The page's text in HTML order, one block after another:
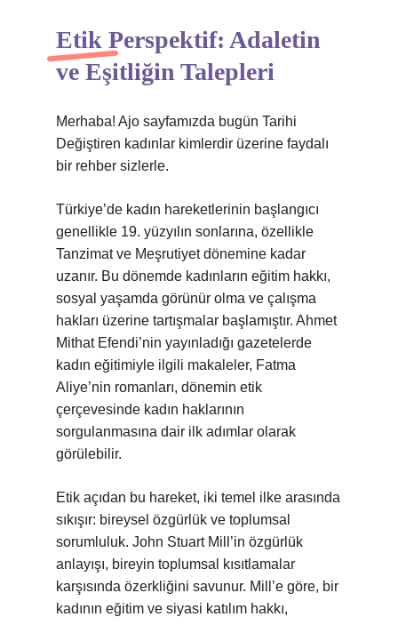
Etik Perspektif: Adaletin
ve Eşitliğin Talepleri
Merhaba! Ajo sayfamızda bugün Tarihi
Değiştiren kadınlar kimlerdir üzerine faydalı
bir rehber sizlerle.
Türkiye’de kadın hareketlerinin başlangıcı
genellikle 19. yüzyılın sonlarına, özellikle
Tanzimat ve Meşrutiyet dönemine kadar
uzanır. Bu dönemde kadınların eğitim hakkı,
sosyal yaşamda görünür olma ve çalışma
hakları üzerine tartışmalar başlamıştır. Ahmet
Mithat Efendi’nin yayınladığı gazetelerde
kadın eğitimiyle ilgili makaleler, Fatma
Aliye’nin romanları, dönemin etik
çerçevesinde kadın haklarının
sorgulanmasına dair ilk adımlar olarak
görülebilir.
Etik açıdan bu hareket, iki temel ilke arasında
sıkışır: bireysel özgürlük ve toplumsal
sorumluluk. John Stuart Mill’in özgürlük
anlayışı, bireyin toplumsal kısıtlamalar
karşısında özerkliğini savunur. Mill’e göre, bir
kadının eğitim ve siyasi katılım hakkı,